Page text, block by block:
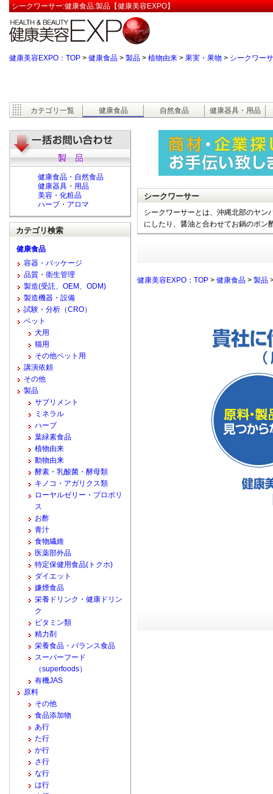
シークワーサー:健康食品:製品【健康美容EXPO】
健康美容EXPO：TOP > 健康食品 > 製品 > 植物由来 > 果実・果物 > シークワー
カテゴリ一覧 健康食品 自然食品 健康器具・用品
シークワーサー
シークワーサーとは、沖縄北部のヤン
にしたり、醤油と合わせてお鍋のポン
健康美容EXPO：TOP > 健康食品 > 製品
健康食品・自然食品
健康器具・用品
美容・化粧品
ハーブ・アロマ
カテゴリ検索
健康食品
容器・パッケージ
品質・衛生管理
製造(受託、OEM、ODM)
製造機器・設備
試験・分析（CRO）
ペット
犬用
猫用
その他ペット用
講演依頼
その他
製品
サプリメント
ミネラル
ハーブ
葉緑素食品
植物由来
動物由来
酵素・乳酸菌・酵母類
キノコ・アガリクス類
ローヤルゼリー・プロポリ
ス
お酢
青汁
食物繊維
医薬部外品
特定保健用食品(トクホ)
ダイエット
嫌煙食品
栄養ドリンク・健康ドリン
ク
ビタミン類
精力剤
栄養食品・バランス食品
スーパーフード
（superfoods）
有機JAS
原料
その他
食品添加物
あ行
た行
か行
さ行
な行
は行